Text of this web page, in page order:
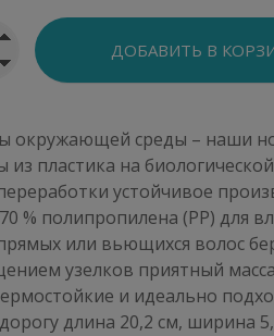
окружающей среды – наши
из пластика на
устойчивое
% полипропилена (PP) для
или вьющихся волос
узелков приятный
и идеально
длина 20,2 см, ширина